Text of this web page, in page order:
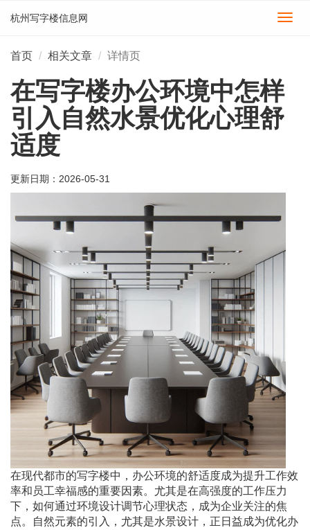
切
杭州写字楼信息网
首页 相关文章 详情页
在写字楼办公环境中怎样
引入自然水景优化心理舒
适度
更新日期： 2026-05-31
在现代都市的写字楼中，办公环境的舒适度成为提升工作效
率和员工幸福感的重要因素。尤其是在高强度的工作压力
下，如何通过环境设计调节心理状态，成为企业关注的焦
点。自然元素的引入，尤其是水景设计，正日益成为优化办